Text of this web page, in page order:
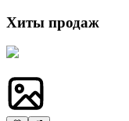
Хиты продаж